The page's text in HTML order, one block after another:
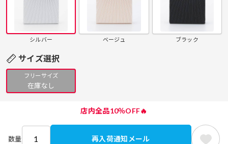
シルバー ベージュ ブラック
サイズ選択
フリーサイズ
在庫なし
店内全品10％OFF🔥
数量 再入荷通知メール